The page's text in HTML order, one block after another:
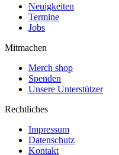
Neuigkeiten
Termine
Jobs
Mitmachen
Merch shop
Spenden
Unsere Unterstützer
Rechtliches
Impressum
Datenschutz
Kontakt